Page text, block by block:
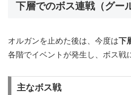
下層でのボス連戦（グー
オルガンを止めた後は、今度は
各階でイベントが発生し、ボス戦
主なボス戦